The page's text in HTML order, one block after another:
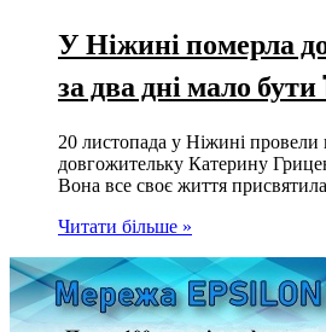
У Ніжині померла
за два дні мало
20 листопада у Ніжині
довгожительку Катерину
Вона все своє життя
Читати більше »